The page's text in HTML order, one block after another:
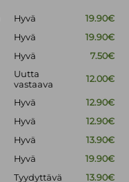
Hyvä
19.90€
Hyvä
19.90€
Hyvä 7.50€
Uutta
vastaava
12.00€
Hyvä
12.90€
Hyvä
12.90€
Hyvä
13.90€
Hyvä
19.90€
Tyydyttävä
13.90€